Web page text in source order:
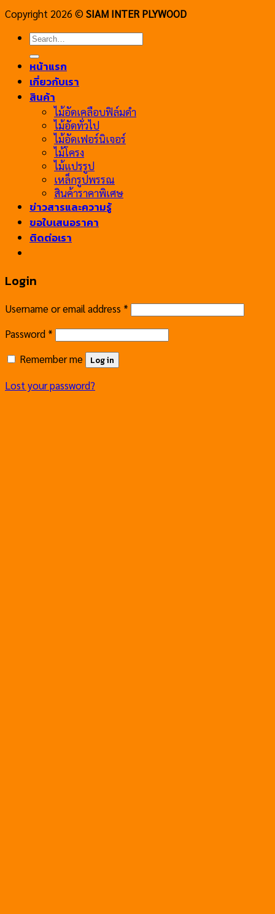
Copyright 2026 © SIAM INTER PLYWOOD
Search
หน้าแรก
เกี่ยวกับเรา
สินค้า
ไม้อัดเคลือบฟิล์มดำ
ไม้อัดทั่วไป
ไม้อัดเฟอร์นิเจอร์
ไม้โครง
ไม้แปรรูป
เหล็กรูปพรรณ
สินค้าราคาพิเศษ
ข่าวสารและความรู้
ขอใบเสนอราคา
ติดต่อเรา
Login
Username or email address *
Password *
Remember me
Log in
Lost your password?